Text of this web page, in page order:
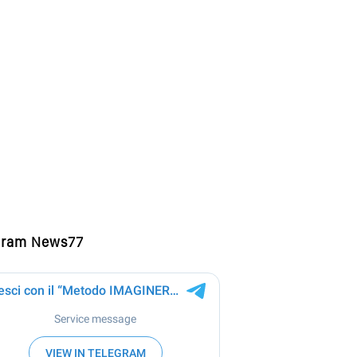
News77